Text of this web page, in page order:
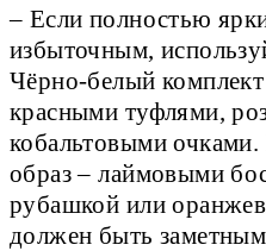
– Если полностью
избыточным,
Чёрно-белый
красными туфлями,
кобальтовыми
образ – лаймовыми
рубашкой или
должен быть